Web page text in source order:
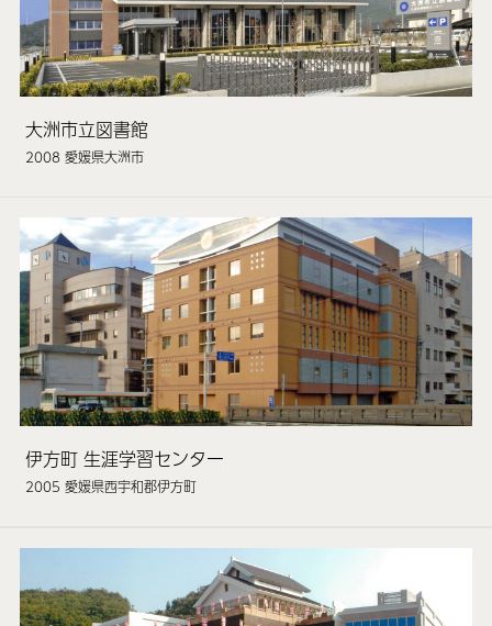
大洲市立図書館
2008 愛媛県大洲市
伊方町 生涯学習センター
2005 愛媛県西宇和郡伊方町